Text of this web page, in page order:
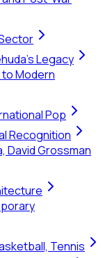
Legacy
to Modern
Pop
Recognition
David Grossman
Tennis